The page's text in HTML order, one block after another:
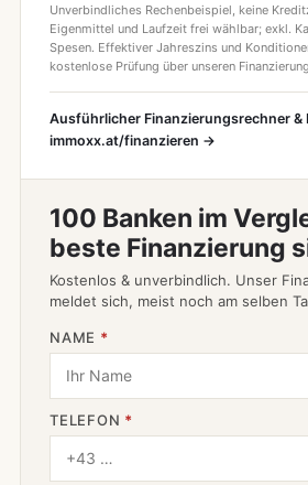
Unverbindliches Rechenbeispiel, keine
Eigenmittel und Laufzeit frei wählbar; exkl.
Spesen. Effektiver Jahreszins und
kostenlose Prüfung über unseren
Ausführlicher Finanzierungsrechner &
immoxx.at/finanzieren →
100 Banken im
beste Finanzierung
Kostenlos & unverbindlich. Unser
meldet sich, meist noch am selben
NAME *
TELEFON *